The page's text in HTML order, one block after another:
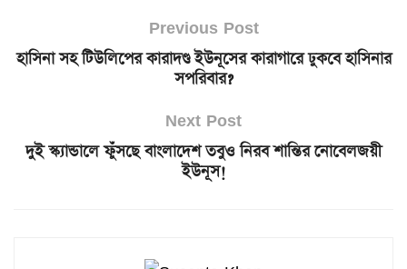
Previous Post
হাসিনা সহ টিউলিপের কারাদণ্ড ইউনূসের কারাগারে ঢুকবে হাসিনার
সপরিবার?
Next Post
দুই স্ক্যান্ডালে ফুঁসছে বাংলাদেশ তবুও নিরব শান্তির নোবেলজয়ী
ইউনূস!